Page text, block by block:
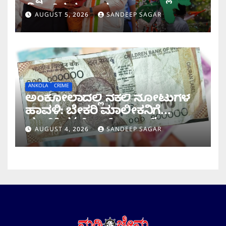
ಮಿಂಚಿನ ಸಂಚಾರ
AUGUST 5, 2026 SANDEEP SAGAR
ANKOLA CRIME
ಅಂಕೋಲಾದಲ್ಲಿ ನಕಲಿ ನೋಟುಗಳ
ಹಾವಳಿ: ಬೇಕರಿ ಮಾಲೀಕನಿಗೆ
ವಂಚಿಸಿದ ‘ಚಿಲ್ಡ್ರನ್ ಬ್ಯಾಂಕ್’
ನೋಟು!
AUGUST 4, 2026 SANDEEP SAGAR